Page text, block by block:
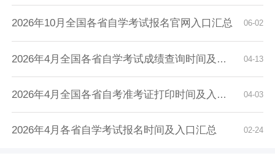
06-02
2026年10月全国各省自学考试报名官网入口汇总
04-13
2026年4月全国各省自学考试成绩查询时间及入口...
04-03
2026年4月全国各省自考准考证打印时间及入口汇...
02-24
2026年4月各省自学考试报名时间及入口汇总